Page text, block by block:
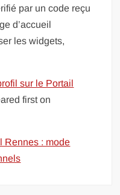
par un code reçu
d’accueil
les widgets,
sur le Portail
first on
Rennes : mode